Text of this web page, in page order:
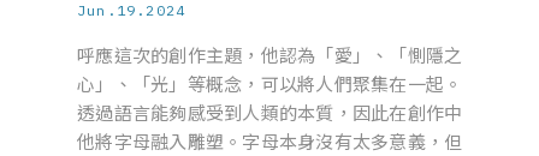
Jun.19.2024
呼應這次的創作主題，他認為「愛」、「惻隱之
心」、「光」等概念，可以將人們聚集在一起。
透過語言能夠感受到人類的本質，因此在創作中
他將字母融入雕塑。字母本身沒有太多意義，但